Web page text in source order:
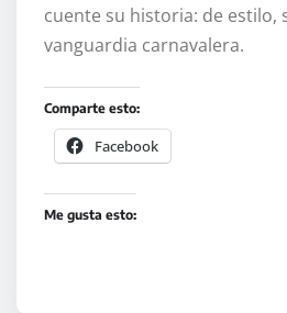
cuente su historia: de estilo,
vanguardia carnavalera.
Comparte esto:
Facebook
Me gusta esto: